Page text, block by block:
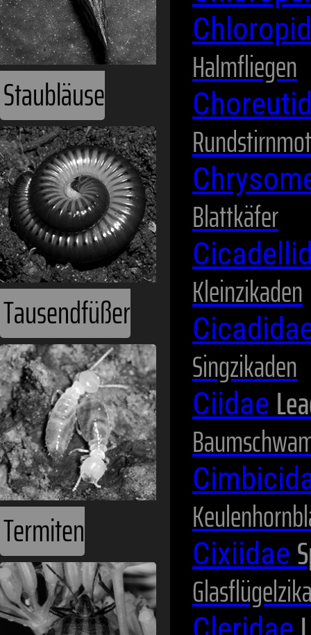
Staubläuse
Tausendfüßer
Termiten
Halmfliegen
Blattkäfer
Kleinzikaden
Singzikaden
Ciidae
Cixiidae